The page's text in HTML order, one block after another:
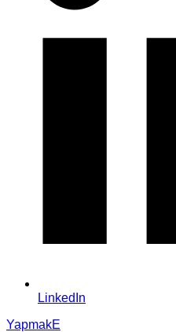
LinkedIn
YapmakE